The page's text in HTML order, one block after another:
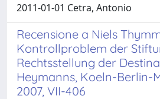
2011-01-01 Cetra, Antonio
Recensione a Niels
Kontrollproblem der
Rechtsstellung der
Heymanns, Koeln-Berlin-
2007, VII-406